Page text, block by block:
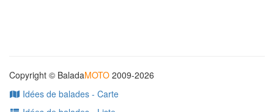
Copyright © BaladaMOTO 2009-2026
Idées de balades - Carte